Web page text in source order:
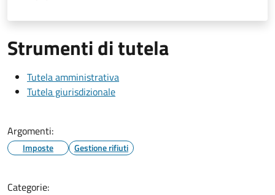
Strumenti di tutela
Tutela amministrativa
Tutela giurisdizionale
Argomenti:
Imposte Gestione rifiuti
Categorie: